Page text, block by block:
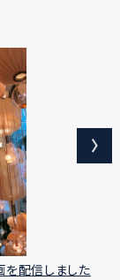
を配信しました